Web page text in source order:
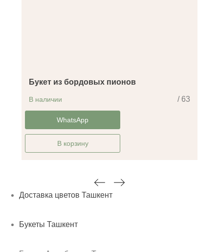
Букет из бордовых пионов
/ 63
В наличии
-30%WhatsApp
В корзину
Доставка цветов Ташкент
Букеты Ташкент